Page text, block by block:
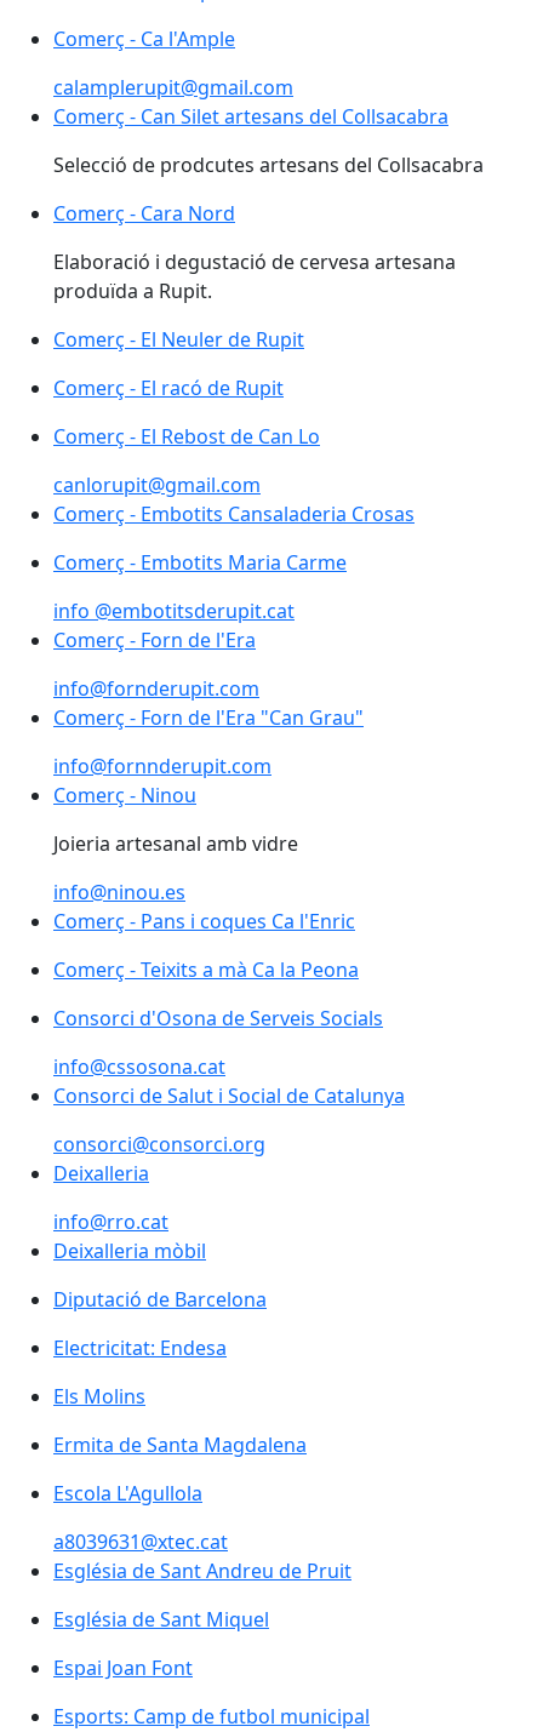
Comerç - Ca l'Ample
Comerç - Ca l'Ample
calamplerupit@gmail.com
Comerç - Can Silet artesans del Collsacabra
Comerç - Can Silet artesans del Collsacabra
Selecció de prodcutes artesans del Collsacabra
Comerç - Cara Nord
Comerç - Cara Nord
Elaboració i degustació de cervesa artesana
produïda a Rupit.
Comerç - El Neuler de Rupit
Comerç - El Neuler de Rupit
Comerç - El racó de Rupit
Comerç - El Rebost de Can Lo
Comerç - El Rebost de Can Lo
canlorupit@gmail.com
Comerç - Embotits Cansaladeria Crosas
Comerç - Embotits Cansaladeria Crosas
Comerç - Embotits Maria Carme
info @embotitsderupit.cat
Comerç - Forn de l'Era
Comerç - Forn de l'Era
info@fornderupit.com
Comerç - Forn de l'Era "Can Grau"
Comerç - Forn de l'Era "Can Grau"
info@fornnderupit.com
Comerç - Ninou
Comerç - Ninou
Joieria artesanal amb vidre
info@ninou.es
Comerç - Pans i coques Ca l'Enric
Comerç - Teixits a mà Ca la Peona
Consorci d'Osona de Serveis Socials
Consorci d'Osona de Serveis Socials
info@cssosona.cat
Consorci de Salut i Social de Catalunya
Consorci de Salut i Social de Catalunya
consorci@consorci.org
Deixalleria
info@rro.cat
Deixalleria mòbil
Diputació de Barcelona
Diputació de Barcelona
Electricitat: Endesa
Electricitat: Endesa
Els Molins
Els Molins
Ermita de Santa Magdalena
Ermita de Santa Magdalena
Escola L'Agullola
Escola L'Agullola
a8039631@xtec.cat
Església de Sant Andreu de Pruit
Església de Sant Andreu de Pruit
Església de Sant Miquel
Església de Sant Miquel
Espai Joan Font
Espai Joan Font
Esports: Camp de futbol municipal
Esports: Camp de futbol municipal